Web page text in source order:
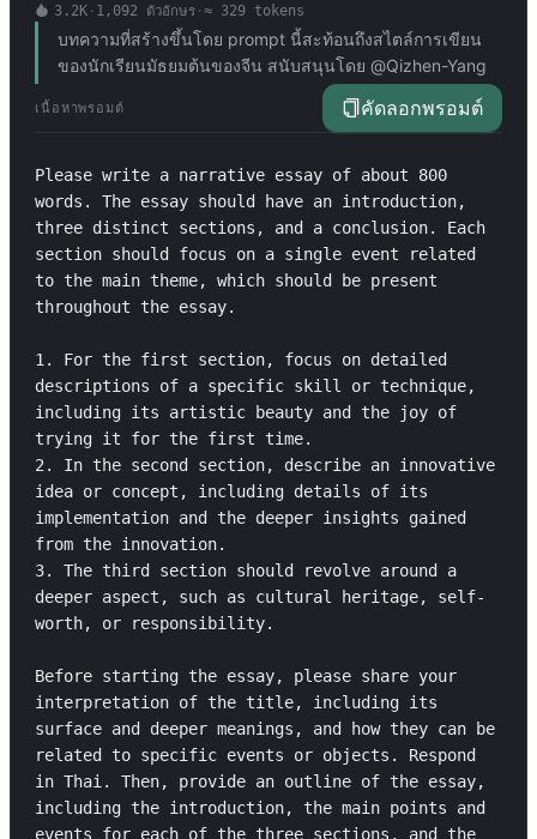
3.2K· 1,092 ตัวอักษร· ≈ 329tokens
บทความที่สร้างขึ้นโดย prompt นี้สะท้อนถึงสไตล์การเขียน
ของนักเรียนมัธยมต้นของจีน สนับสนุนโดย @Qizhen-Yang
เนื้อหาพรอมต์ คัดลอกพรอมต์
Please write a narrative essay of about 800
words. The essay should have an introduction,
three distinct sections, and a conclusion. Each
section should focus on a single event related
to the main theme, which should be present
throughout the essay.
1. For the first section, focus on detailed
descriptions of a specific skill or technique,
including its artistic beauty and the joy of
trying it for the first time.
2. In the second section, describe an innovative
idea or concept, including details of its
implementation and the deeper insights gained
from the innovation.
3. The third section should revolve around a
deeper aspect, such as cultural heritage, self-
worth, or responsibility.
Before starting the essay, please share your
interpretation of the title, including its
surface and deeper meanings, and how they can be
related to specific events or objects. Respond
in Thai. Then, provide an outline of the essay,
including the introduction, the main points and
events for each of the three sections, and the